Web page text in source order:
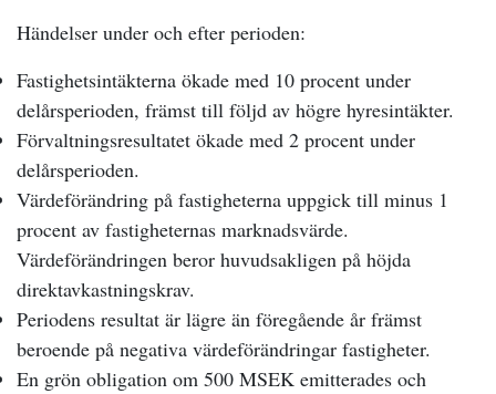
Händelser under och efter perioden:
Fastighetsintäkterna ökade med 10 procent under
delårsperioden, främst till följd av högre hyresintäkter.
Förvaltningsresultatet ökade med 2 procent under
delårsperioden.
Värdeförändring på fastigheterna uppgick till minus 1
procent av fastigheternas marknadsvärde.
Värdeförändringen beror huvudsakligen på höjda
direktavkastningskrav.
Periodens resultat är lägre än föregående år främst
beroende på negativa värdeförändringar fastigheter.
En grön obligation om 500 MSEK emitterades och